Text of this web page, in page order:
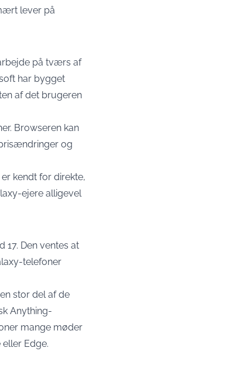
lever på
på tværs af
har bygget
af det brugeren
Browseren kan
og
kendt for direkte,
ejere alligevel
Den ventes at
telefoner
stor del af de
Anything-
mange møder
Edge.